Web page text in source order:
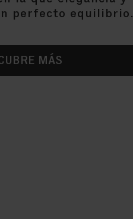
perfecto equilibrio.
MÁS